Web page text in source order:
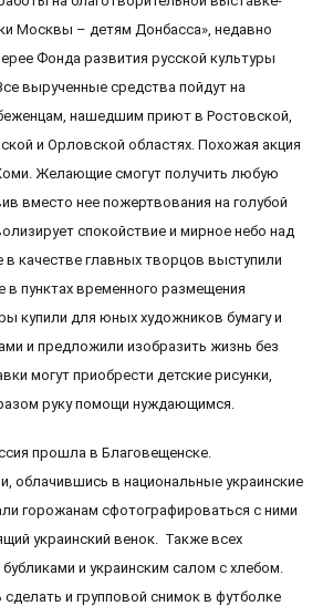
Москвы – детям Донбасса», недавно
Фонда развития русской культуры
вырученные средства пойдут на
нашедшим приют в Ростовской,
и Орловской областях. Похожая акция
Желающие смогут получить любую
вместо нее пожертвования на голубой
спокойствие и мирное небо над
в качестве главных творцов выступили
пунктах временного размещения
купили для юных художников бумагу и
и предложили изобразить жизнь без
могут приобрести детские рисунки,
руку помощи нуждающимся.
прошла в Благовещенске.
облачившись в национальные украинские
горожанам сфотографироваться с ними
украинский венок. Также всех
и украинским салом с хлебом.
и групповой снимок в футболке